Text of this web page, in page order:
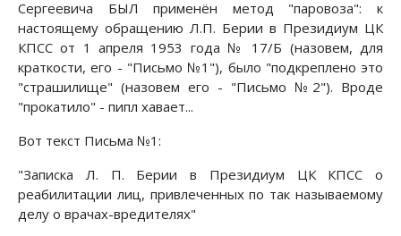
Сергеевича БЫЛ применён метод "паровоза": к
настоящему обращению Л.П. Берии в Президиум ЦК
КПСС от 1 апреля 1953 года № 17/Б (назовем, для
краткости, его - "Письмо №1"), было "подкреплено это
"страшилище" (назовем его - "Письмо №2"). Вроде
"прокатило" - пипл хавает...
Вот текст Письма №1:
"Записка Л. П. Берии в Президиум ЦК КПСС о
реабилитации лиц, привлеченных по так называемому
делу о врачах-вредителях"